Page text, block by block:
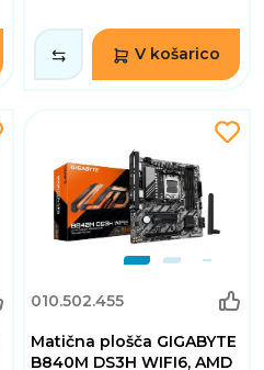
V košarico
010.502.455
Matična plošča GIGABYTE
B840M DS3H WIFI6, AMD